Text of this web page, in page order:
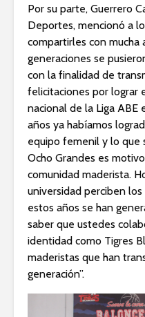
Por su parte, Guerrero
Deportes, mencionó a
compartirles con mucha
generaciones se
con la finalidad de
felicitaciones por lograr
nacional de la Liga ABE
años ya habíamos
equipo femenil y lo que
Ocho Grandes es
comunidad maderista.
universidad perciben
estos años se han
saber que ustedes
identidad como Tigres
maderistas que han
generación”.